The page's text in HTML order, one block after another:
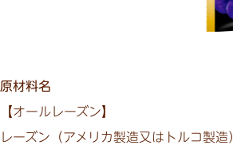
原材料名
【オールレーズン】
レーズン（アメリカ製造又はトルコ製